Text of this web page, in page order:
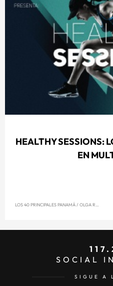
HEALTHY SESSIONS:
EN
LOS 40 PRINCIPALES PANAMÁ/ OLGA REYNA
SOCIAL
SIGUE A